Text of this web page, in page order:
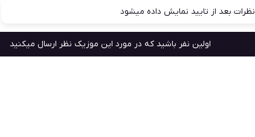
نظرات بعد از تایید نمایش داده میشود
اولین نفر باشید که در مورد این موزیک نظر ارسال میکنید